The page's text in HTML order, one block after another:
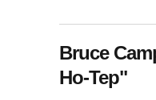
Bruce
Ho-Tep"